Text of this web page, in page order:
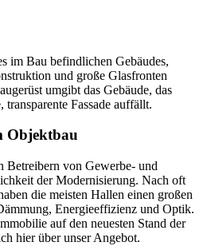
Objektbau
Betreibern von Gewerbe- und
der Modernisierung. Nach oft
die meisten Hallen einen großen
Energieeffizienz und Optik.
auf den neuesten Stand der
hier über unser Angebot.